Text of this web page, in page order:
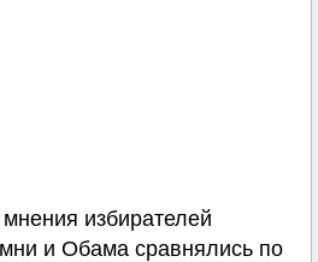
избирателей
и Обама сравнялись по